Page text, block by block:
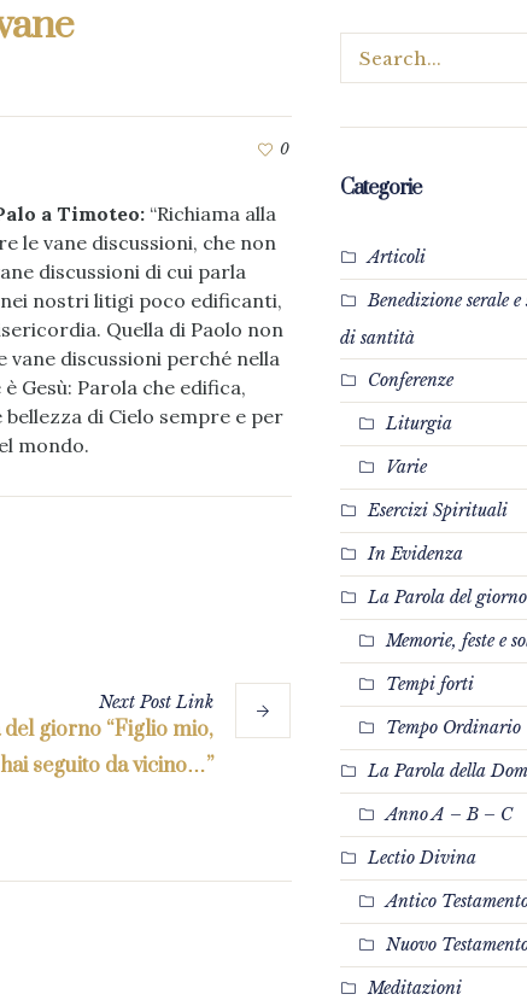
0
a Timoteo: “Richiama alla
le vane discussioni, che non
discussioni di cui parla
nostri litigi poco edificanti,
Quella di Paolo non
vane discussioni perché nella
Gesù: Parola che edifica,
di Cielo sempre e per
mondo.
NextPostLink
giorno “Figlio mio,
seguito da vicino…”
Categorie
Articoli
Benedizione serale e
di santità
Conferenze
Liturgia
Varie
Esercizi Spirituali
In Evidenza
La Parola del giorno
Memorie, feste e
Tempi forti
Tempo Ordinario
La Parola della
Anno A – B – C
Lectio Divina
Antico
Nuovo
Meditazioni